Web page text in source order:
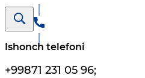
Ishonch telefoni
+99871 231 05 96;